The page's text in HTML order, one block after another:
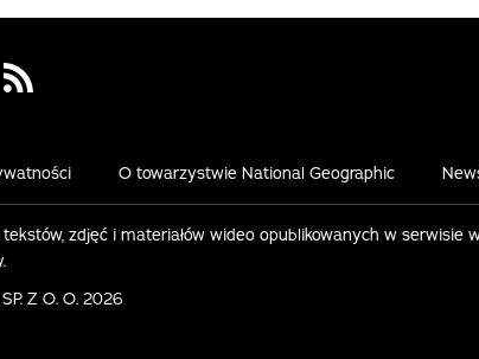
on Youtube
Visit us on Rss
O towarzystwie National Geographic
zdjęć i materiałów wideo opublikowanych w serwisie
Z O. O. 2026